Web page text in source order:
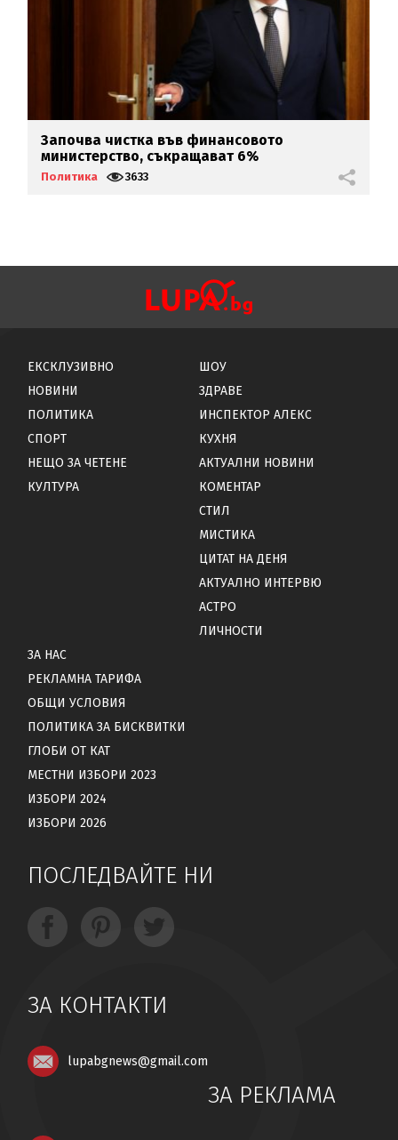
Започва чистка във финансовото
министерство, съкращават 6%
Политика 3633
ЕКСКЛУЗИВНО
НОВИНИ
ПОЛИТИКА
СПОРТ
НЕЩО ЗА ЧЕТЕНЕ
КУЛТУРА
ШОУ
ЗДРАВЕ
ИНСПЕКТОР АЛЕКС
КУХНЯ
АКТУАЛНИ НОВИНИ
КОМЕНТАР
СТИЛ
МИСТИКА
ЦИТАТ НА ДЕНЯ
АКТУАЛНО ИНТЕРВЮ
АСТРО
ЛИЧНОСТИ
ЗА НАС
РЕКЛАМНА ТАРИФА
ОБЩИ УСЛОВИЯ
ПОЛИТИКА ЗА БИСКВИТКИ
ГЛОБИ ОТ КАТ
МЕСТНИ ИЗБОРИ 2023
ИЗБОРИ 2024
ИЗБОРИ 2026
ПОСЛЕДВАЙТЕ НИ
ЗА КОНТАКТИ
lupabgnews@gmail.com
ЗА РЕКЛАМА